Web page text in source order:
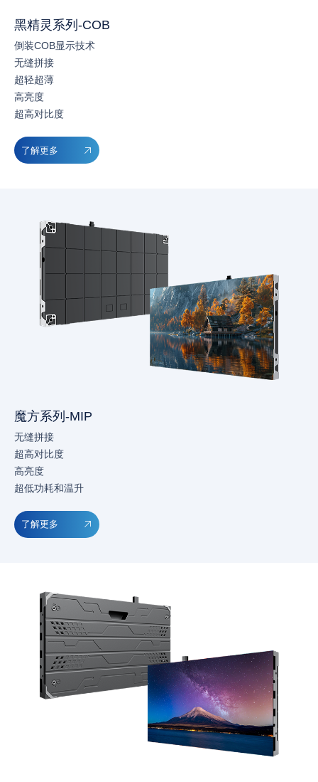
黑精灵系列-COB
倒装COB显示技术
无缝拼接
超轻超薄
高亮度
超高对比度
了解更多
魔方系列-MIP
无缝拼接
超高对比度
高亮度
超低功耗和温升
了解更多